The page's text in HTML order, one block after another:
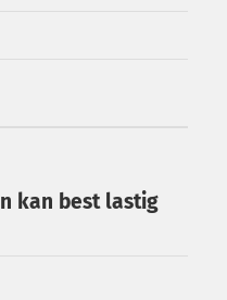
kan best lastig